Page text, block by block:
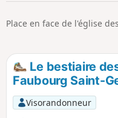
Place en face de l'église
Le bestiaire
Faubourg Saint-
Visorandonneur